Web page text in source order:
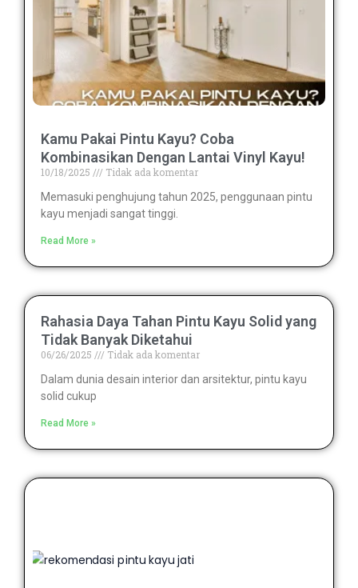
Kamu Pakai Pintu Kayu? Coba
Kombinasikan Dengan Lantai Vinyl Kayu!
10/18/2025
Tidak ada komentar
Memasuki penghujung tahun 2025, penggunaan pintu
kayu menjadi sangat tinggi.
Read More »
Rahasia Daya Tahan Pintu Kayu Solid yang
Tidak Banyak Diketahui
06/26/2025
Tidak ada komentar
Dalam dunia desain interior dan arsitektur, pintu kayu
solid cukup
Read More »